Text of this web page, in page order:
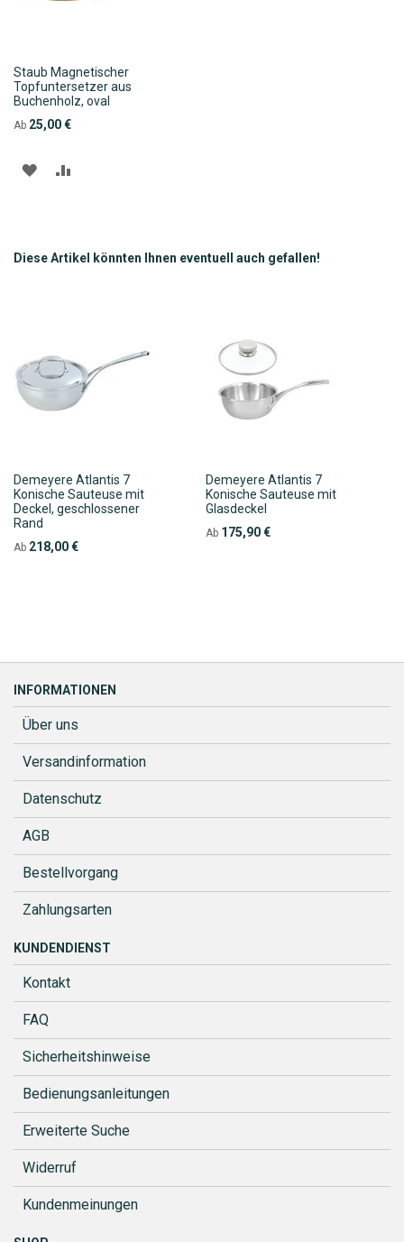
Staub Magnetischer
Topfuntersetzer aus
Buchenholz, oval
Ab 25,00 €
ZUR
Diese Artikel könnten Ihnen eventuell auch gefallen!
Demeyere Atlantis 7
Konische Sauteuse mit
Deckel, geschlossener
Rand
Ab 218,00 €
Demeyere Atlantis 7
Konische Sauteuse mit
Glasdeckel
Ab 175,90 €
INFORMATIONEN
Über uns
Versandinformation
Datenschutz
AGB
Bestellvorgang
Zahlungsarten
KUNDENDIENST
Kontakt
FAQ
Sicherheitshinweise
Bedienungsanleitungen
Erweiterte Suche
Widerruf
Kundenmeinungen